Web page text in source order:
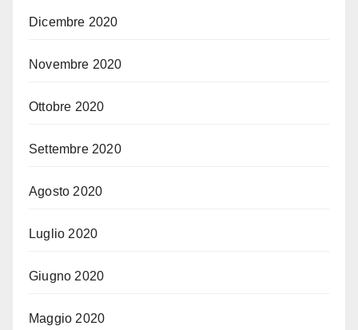
Dicembre 2020
Novembre 2020
Ottobre 2020
Settembre 2020
Agosto 2020
Luglio 2020
Giugno 2020
Maggio 2020